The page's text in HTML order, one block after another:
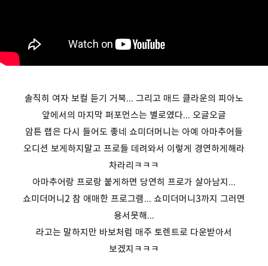
솔직히 여자 보컬 듣기 거북... 그리고 매드 클라운의 피아노
앞에서의 마지막 퍼포먼스는 별로였다... 오글오글
암튼 랩은 다시 들어도 좋네 쇼미더머니는 아예 아마추어들
오디션 보게하지말고 프로들 데려와서 이렇게 경연하게해라
차라리ㅋㅋㅋ
아마추어랑 프로랑 붙게하면 당연히 프로가 살아남지...
쇼미더머니2 참 애매한 프로그램... 쇼미더머니3까지 그러면
용서못해...
라고는 말하지만 바보처럼 매주 토렌트로 다운받아서
보겠지ㅋㅋㅋ